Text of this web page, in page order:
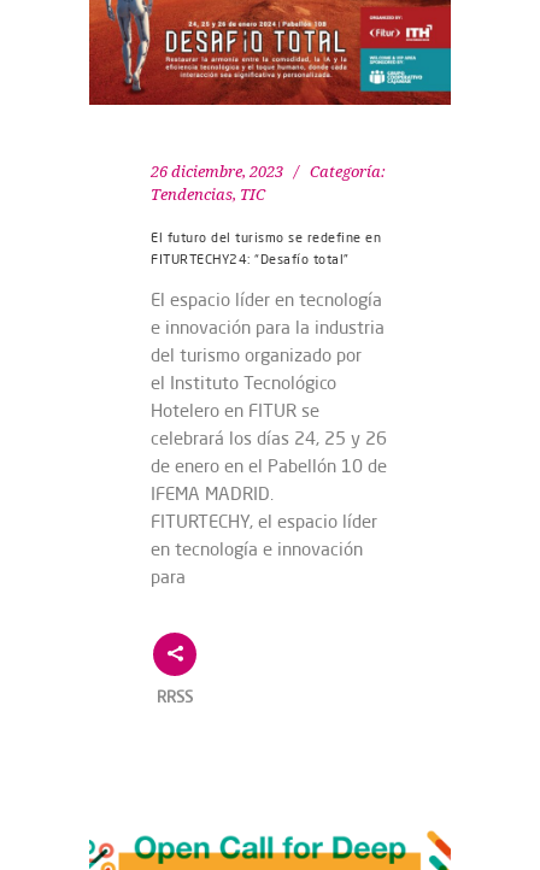
26 diciembre, 2023
Categoría:
Tendencias, TIC
El futuro del turismo se redefine en
FITURTECHY24: “Desafío total”
El espacio líder en tecnología
e innovación para la industria
del turismo organizado por
el Instituto Tecnológico
Hotelero en FITUR se
celebrará los días 24, 25 y 26
de enero en el Pabellón 10 de
IFEMA MADRID.
FITURTECHY, el espacio líder
en tecnología e innovación
para
RRSS